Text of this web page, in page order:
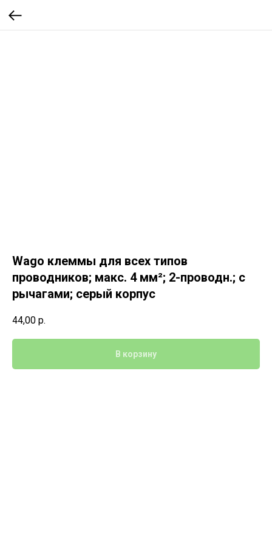
Wago клеммы для всех типов
проводников; макс. 4 мм²; 2-проводн.; с
рычагами; серый корпус
44,00 р.
В корзину